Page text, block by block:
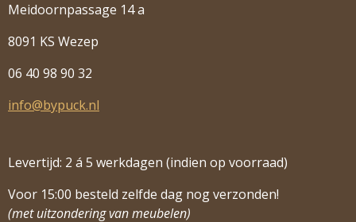
Meidoornpassage 14 a
8091 KS Wezep
06 40 98 90 32
info@bypuck.nl
Levertijd: 2 á 5 werkdagen (indien op voorraad)
Voor 15:00 besteld zelfde dag nog verzonden!
(met uitzondering van meubelen)